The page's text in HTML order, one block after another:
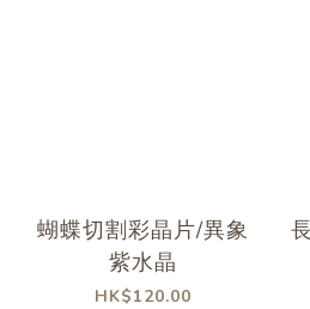
蝴蝶切割彩晶片/異象
紫水晶
HK$120.00